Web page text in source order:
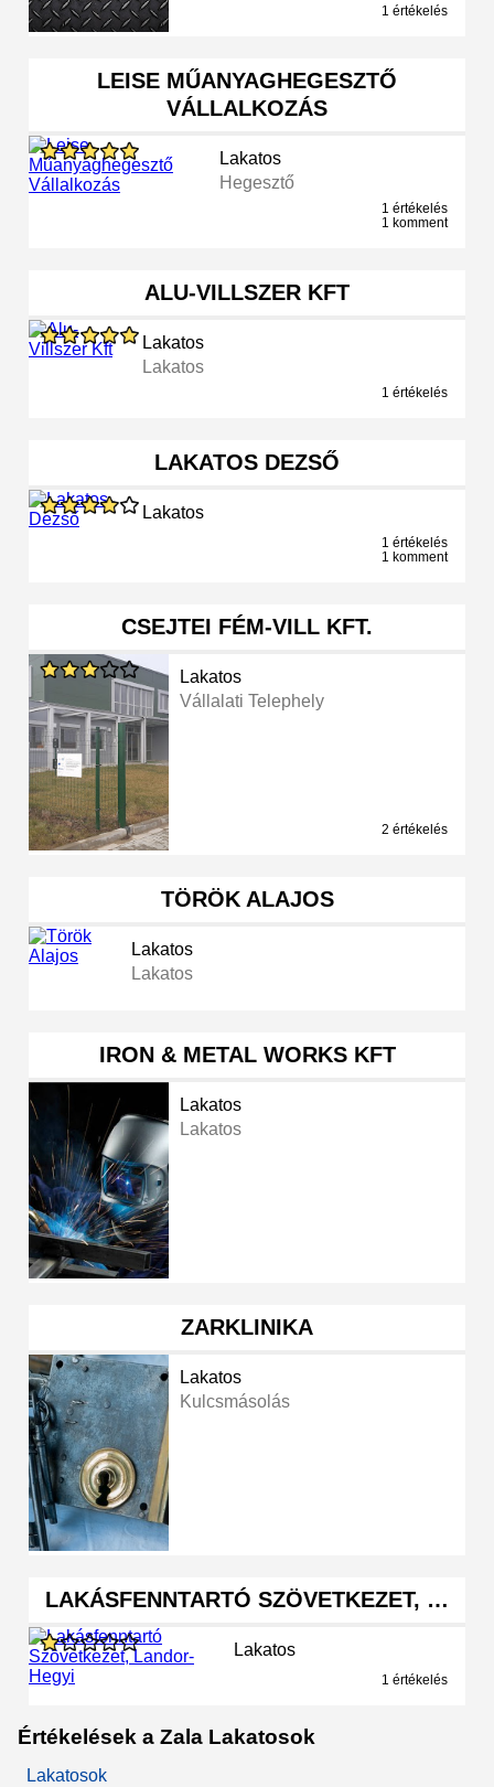
1 értékelés
LEISE MŰANYAGHEGESZTŐ
VÁLLALKOZÁS
Lakatos
Hegesztő
1 értékelés
1 komment
ALU-VILLSZER KFT
Lakatos
Lakatos
1 értékelés
LAKATOS DEZSŐ
Lakatos
1 értékelés
1 komment
CSEJTEI FÉM-VILL KFT.
Lakatos
Vállalati Telephely
2 értékelés
TÖRÖK ALAJOS
Lakatos
Lakatos
IRON & METAL WORKS KFT
Lakatos
Lakatos
ZARKLINIKA
Lakatos
Kulcsmásolás
LAKÁSFENNTARTÓ SZÖVETKEZET, …
Lakatos
1 értékelés
Értékelések a Zala Lakatosok
Lakatosok